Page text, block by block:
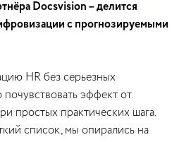
Docsvision – делится
с прогнозируемыми
HR без серьезных
эффект от
простых практических шага.
список, мы опирались на